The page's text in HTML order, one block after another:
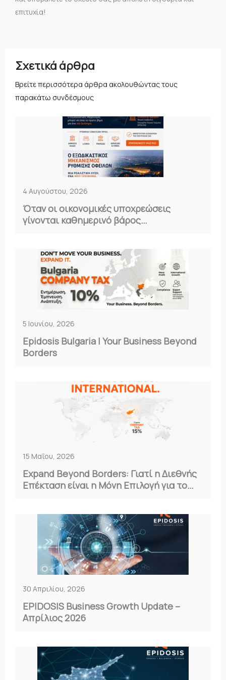
επιτυχία!
Σχετικά άρθρα
Βρείτε περισσότερα άρθρα ακολουθώντας τους
παρακάτω συνδέσμους
4 Αυγούστου, 2026
Όταν οι οικονομικές υποχρεώσεις
γίνονται καθημερινό βάρος…
5 Ιουνίου, 2026
Epidosis Bulgaria | Your Business Beyond
Borders
15 Μαΐου, 2026
Expand Beyond Borders: Γιατί η Διεθνής
Επέκταση είναι η Μόνη Επιλογή για το
30 Απριλίου, 2026
EPIDOSIS Business Growth Update –
Απρίλιος 2026